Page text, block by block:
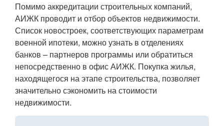
Помимо аккредитации строительных компаний,
АИЖК проводит и отбор объектов недвижимости.
Список новостроек, соответствующих параметрам
военной ипотеки, можно узнать в отделениях
банков – партнеров программы или обратиться
непосредственно в офис АИЖК. Покупка жилья,
находящегося на этапе строительства, позволяет
значительно сэкономить на стоимости
недвижимости.